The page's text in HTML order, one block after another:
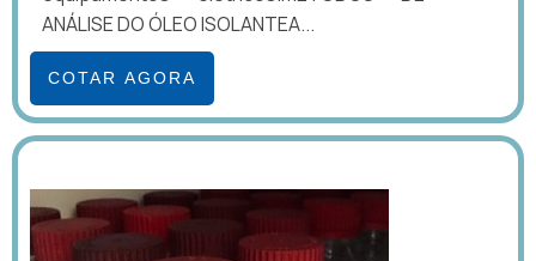
ANÁLISE DO ÓLEO ISOLANTEA...
COTAR AGORA